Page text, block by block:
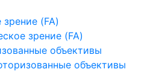
зрение (FA)
зрение (FA)
объективы
объективы